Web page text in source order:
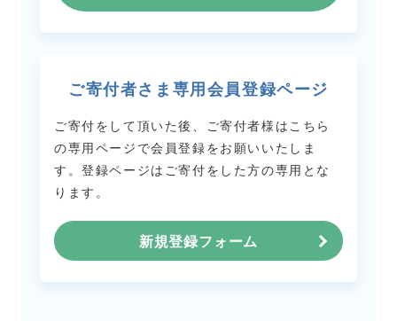
ご寄付者さま専用会員登録ページ
ご寄付をして頂いた後、ご寄付者様はこちら
の専用ページで会員登録をお願いいたしま
す。登録ページはご寄付をした方の専用とな
ります。
新規登録フォーム